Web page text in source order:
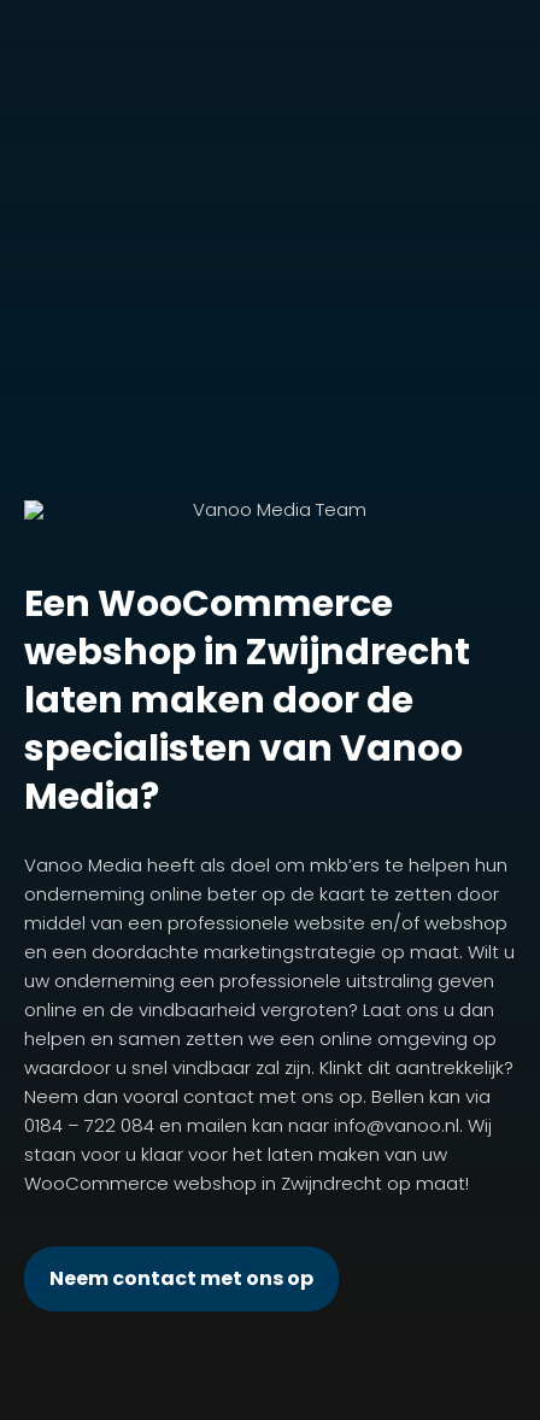
Een WooCommerce
webshop in Zwijndrecht
laten maken door de
specialisten van Vanoo
Media?
Vanoo Media heeft als doel om mkb’ers te helpen hun
onderneming online beter op de kaart te zetten door
middel van een professionele website en/of webshop
en een doordachte marketingstrategie op maat. Wilt u
uw onderneming een professionele uitstraling geven
online en de vindbaarheid vergroten? Laat ons u dan
helpen en samen zetten we een online omgeving op
waardoor u snel vindbaar zal zijn. Klinkt dit aantrekkelijk?
Neem dan vooral contact met ons op. Bellen kan via
0184 – 722 084 en mailen kan naar info@vanoo.nl. Wij
staan voor u klaar voor het laten maken van uw
WooCommerce webshop in Zwijndrecht op maat!
Neem contact met ons op